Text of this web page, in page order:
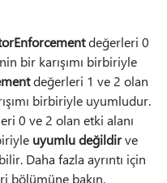
değerleri 0
bir karışımı birbiriyle
değerleri 1 ve 2 olan
birbiriyle uyumludur.
0 ve 2 olan etki alanı
uyumlu değildirve
Daha fazla ayrıntı için
bölümüne bakın.